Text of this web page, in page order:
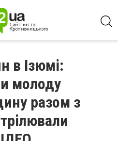
в Ізюмі:
молоду
разом з